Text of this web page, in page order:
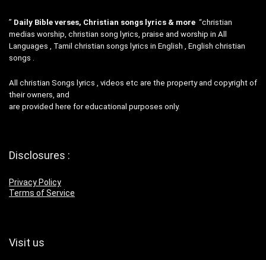
” Daily Bible verses, Christian songs lyrics & more “christian
medias worship, christian song lyrics, praise and worship in All
Languages , Tamil christian songs lyrics in English , English christian
songs .
All christian Songs lyrics , videos etc are the property and copyright of
their owners, and
are provided here for educational purposes only.
Disclosures :
Privacy Policy
Terms of Service
Visit us